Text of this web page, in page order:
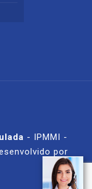
- IPMMI -
por